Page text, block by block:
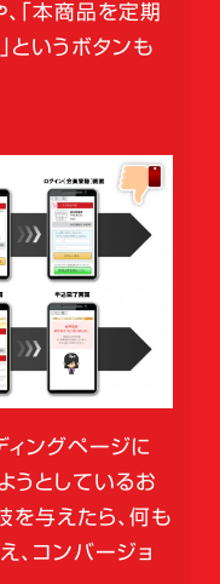
「本商品を定期
というボタンも
ィングページに
うとしているお
を与えたら、何も
、コンバージョ